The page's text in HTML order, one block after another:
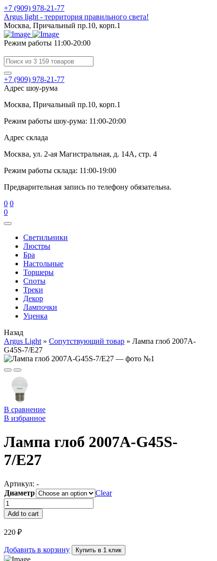
+7 (909) 978-21-77
Argus light - территория правильного света!
Москва, Причальный пр.10, корп.1
Режим работы 11:00-20:00
+7 (909) 978-21-77
Адрес шоу-рума
Москва, Причальный пр.10, корп.1
Режим работы шоу-рума: 11:00-20:00
Адрес склада
Москва, ул. 2-ая Магистральная, д. 14А, стр. 4
Режим работы склада: 11:00-19:00
Предварительная запись по телефону обязательна.
0 0
0
Cветильники
Люстры
Бра
Настольные
Торшеры
Споты
Треки
Декор
Лампочки
Уценка
Назад
Argus Light » Cопутствующий товар » Лампа глоб 2007A-
G45S-7/E27
В сравнение
В избранное
Лампа глоб 2007A-G45S-
7/E27
Артикул: -
Диаметр
Clear
Лампа
глоб
2007A-
G45S-
7/E27
quantity
Add to cart
220 ₽
Добавить в корзину Купить в 1 клик